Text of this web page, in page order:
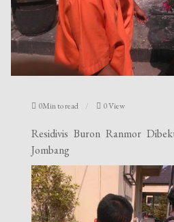
0Min to read 0 View
Residivis Buron Ranmor
Jombang